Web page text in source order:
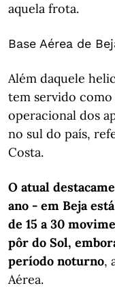
aquela frota.
Base Aérea de
Além daquele
tem servido
operacional dos
no sul do país,
Costa.
O atual
ano - em Beja
de 15 a 30
pôr do Sol,
período noturno,
Aérea.